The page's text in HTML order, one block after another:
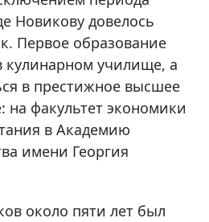
Новикову довелось
Первое образование
кулинарном училище, а
в престижное высшее
на факультет экономики
в Академию
имени Георгия
около пяти лет был